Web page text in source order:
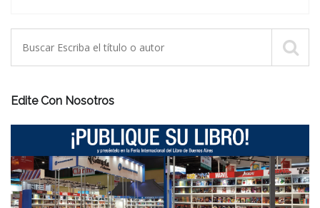
Edite Con Nosotros